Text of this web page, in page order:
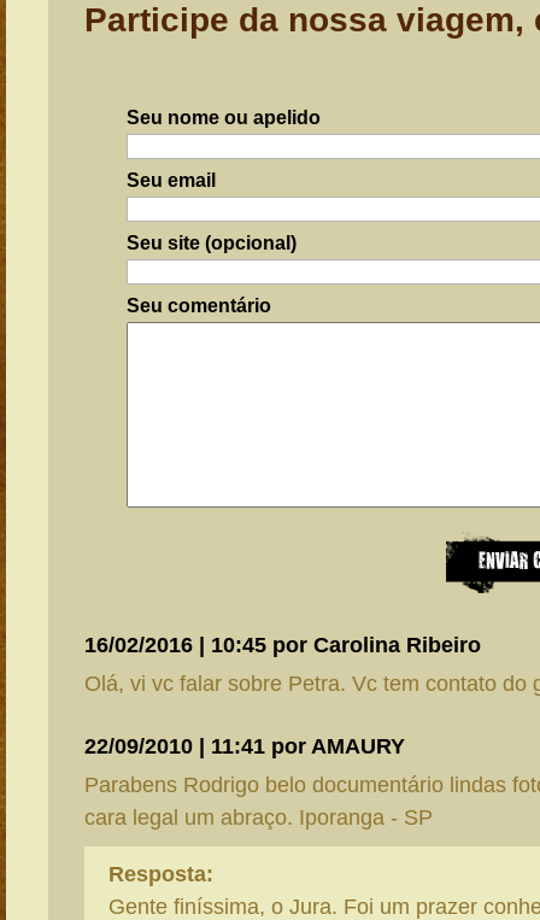
Participe da nossa viagem,
Seu nome ou apelido
Seu email
Seu site (opcional)
Seu comentário
16/02/2016 | 10:45 por Carolina Ribeiro
Olá, vi vc falar sobre Petra. Vc tem contato do
22/09/2010 | 11:41 por AMAURY
Parabens Rodrigo belo documentário lindas
cara legal um abraço. Iporanga - SP
Resposta:
Gente finíssima, o Jura. Foi um prazer